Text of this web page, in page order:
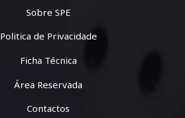
Sobre SPE
Politica de Privacidade
Ficha Técnica
Área Reservada
Contactos